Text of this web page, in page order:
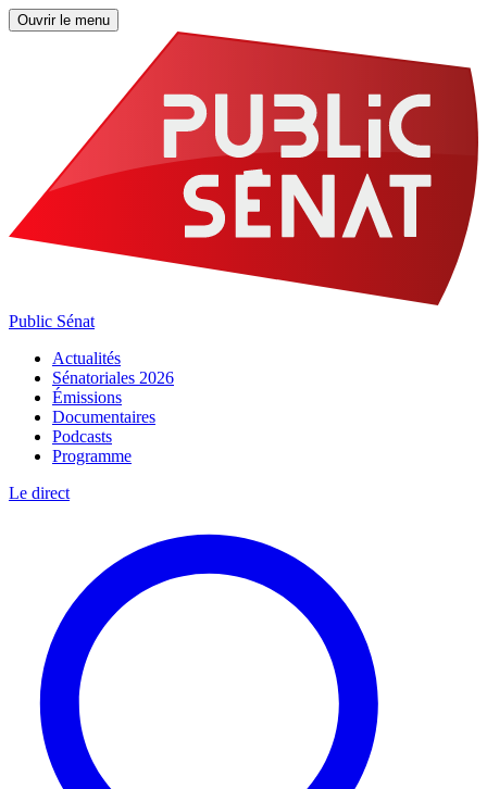
Ouvrir le menu
Public Sénat
Actualités
Sénatoriales 2026
Émissions
Documentaires
Podcasts
Programme
Le direct